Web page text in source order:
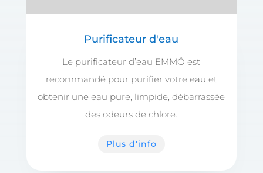
Purificateur d'eau
Le purificateur d’eau EMMÖ est
recommandé pour purifier votre eau et
obtenir une eau pure, limpide, débarrassée
des odeurs de chlore.
Plus d'info